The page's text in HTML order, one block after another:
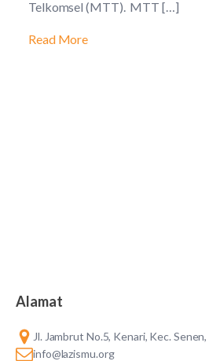
Telkomsel (MTT). MTT […]
Read More
Alamat
Jl. Jambrut No.5, Kenari, Kec.
info@lazismu.org